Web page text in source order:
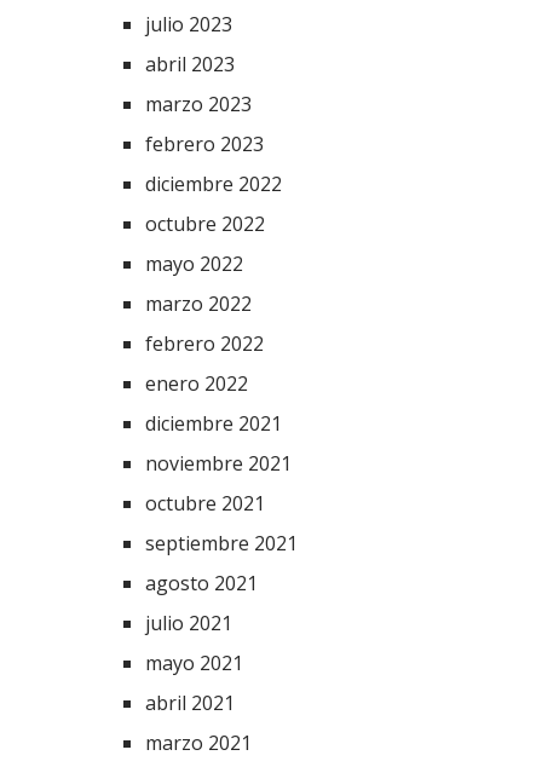
julio 2023
abril 2023
marzo 2023
febrero 2023
diciembre 2022
octubre 2022
mayo 2022
marzo 2022
febrero 2022
enero 2022
diciembre 2021
noviembre 2021
octubre 2021
septiembre 2021
agosto 2021
julio 2021
mayo 2021
abril 2021
marzo 2021